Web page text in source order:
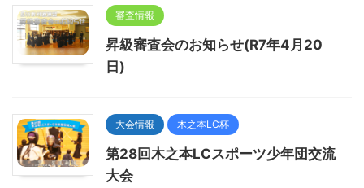
審査情報
昇級審査会のお知らせ(R7年4月20
日)
大会情報 木之本LC杯
第28回木之本LCスポーツ少年団交流
大会